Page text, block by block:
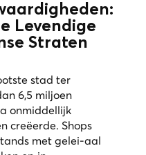
Levendige
Straten
stad ter
6,5 miljoen
onmiddellijk
creëerde. Shops
met gelei-aal